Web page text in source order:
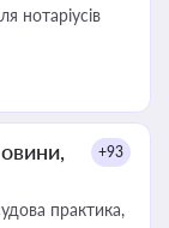
нотаріусів
+93
практика,